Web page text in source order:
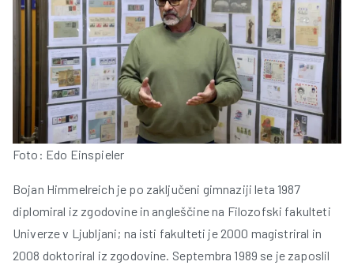
Foto: Edo Einspieler
Bojan Himmelreich je po zaključeni gimnaziji leta 1987
diplomiral iz zgodovine in angleščine na Filozofski fakulteti
Univerze v Ljubljani; na isti fakulteti je 2000 magistriral in
2008 doktoriral iz zgodovine. Septembra 1989 se je zaposlil